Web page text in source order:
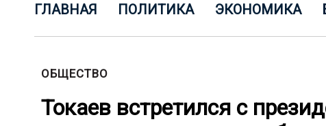
ГЛАВНАЯ ПОЛИТИКА ЭКОНОМИКА
ОБЩЕСТВО
Токаев встретился с